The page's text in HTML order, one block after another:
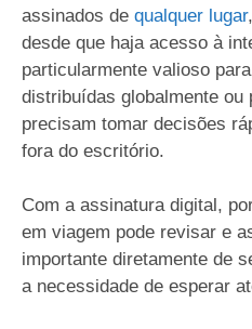
assinados de qualquer lugar
desde que haja acesso à
particularmente valioso
distribuídas globalmente ou
precisam tomar decisões
fora do escritório.
Com a assinatura digital,
em viagem pode revisar e
importante diretamente de
a necessidade de esperar